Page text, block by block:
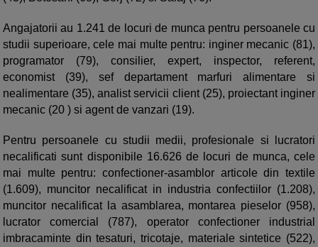
Angajatorii au 1.241 de locuri de munca pentru persoanele cu
studii superioare, cele mai multe pentru: inginer mecanic (81),
programator (79), consilier, expert, inspector, referent,
economist (39), sef departament marfuri alimentare si
nealimentare (35), analist servicii client (25), proiectant inginer
mecanic (20 ) si agent de vanzari (19).
Pentru persoanele cu studii medii, profesionale si lucratori
necalificati sunt disponibile 16.626 de locuri de munca, cele
mai multe pentru: confectioner-asamblor articole din textile
(1.609), muncitor necalificat in industria confectiilor (1.208),
muncitor necalificat la asamblarea, montarea pieselor (958),
lucrator comercial (787), operator confectioner industrial
imbracaminte din tesaturi, tricotaje, materiale sintetice (522),